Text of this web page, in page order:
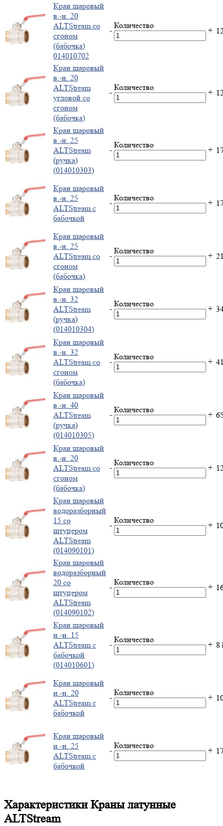
Кран шаровый
в.-н. 20
ALTStream со
сгоном
(бабочка)
014010702
-
Количество
+
Кран шаровый
в.-н. 20
ALTStream
угловой со
сгоном
(бабочка)
-
Количество
+
Кран шаровый
в.-н. 25
ALTStream
(ручка)
(014010303)
-
Количество
+
Кран шаровый
в.-н. 25
ALTStream с
бабочкой
-
Количество
+
Кран шаровый
в.-н. 25
ALTStream со
сгоном
(бабочка)
-
Количество
+
Кран шаровый
в.-н. 32
ALTStream
(ручка)
(014010304)
-
Количество
+
Кран шаровый
в.-н. 32
ALTStream со
сгоном
(бабочка)
-
Количество
+
Кран шаровый
в.-н. 40
ALTStream
(ручка)
(014010305)
-
Количество
+
Кран шаровый
в.-н. 20
ALTStream со
сгоном
(бабочка)
-
Количество
+
Кран шаровый
водоразборный
15 со
штуцером
ALTStream
(014090101)
-
Количество
+
Кран шаровый
водоразборный
20 со
штуцером
ALTStream
(014090102)
-
Количество
+
Кран шаровый
н.-н. 15
ALTStream с
бабочкой
(014010601)
-
Количество
+ 8
Кран шаровый
н.-н. 20
ALTStream с
бабочкой
-
Количество
+
Кран шаровый
н.-н. 25
ALTStream с
бабочкой
-
Количество
+
Характеристики Краны латунные
ALTStream